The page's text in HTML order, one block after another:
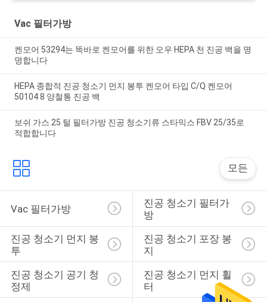
Vac 필터가방
켄모어 53294는 똑바로 켄모어를 위한 오우 HEPA 천 진공 백을 명
명합니다
HEPA 종합적 진공 청소기 먼지 봉투 켄모어 타입 C/Q 켄모어
50104 8 양철통 진공 백
보쉬 가스 25 털 필터가방 진공 청소기류 스타믹스 FBV 25/35로
적합합니다
모든
Vac 필터가방
진공 청소기 필터가
방
진공 청소기 먼지 봉
투
진공 청소기 포장 봉
지
진공 청소기 공기 청
정제
진공 청소기 먼지 휠
터